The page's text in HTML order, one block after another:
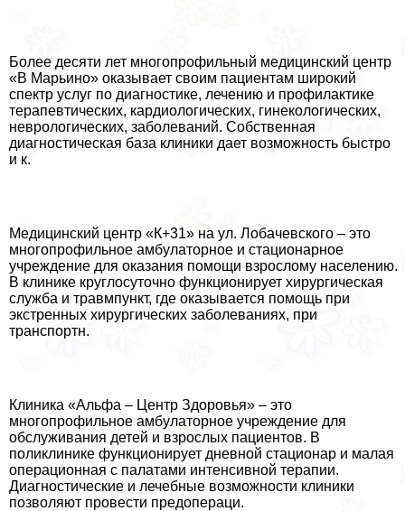
Более десяти лет многопрофильный медицинский центр
«В Марьино» оказывает своим пациентам широкий
спектр услуг по диагностике, лечению и профилактике
терапевтических, кардиологических, гинекологических,
неврологических, заболеваний. Собственная
диагностическая база клиники дает возможность быстро
и к.
Медицинский центр «К+31» на ул. Лобачевского – это
многопрофильное амбулаторное и стационарное
учреждение для оказания помощи взрослому населению.
В клинике круглосуточно функционирует хирургическая
служба и травмпункт, где оказывается помощь при
экстренных хирургических заболеваниях, при
трaнcпортн.
Клиника «Альфа – Центр Здоровья» – это
многопрофильное амбулаторное учреждение для
обслуживания детей и взрослых пациентов. В
поликлинике функционирует дневной стационар и малая
операционная с палатами интенсивной терапии.
Диагностические и лечебные возможности клиники
позволяют провести предопераци.